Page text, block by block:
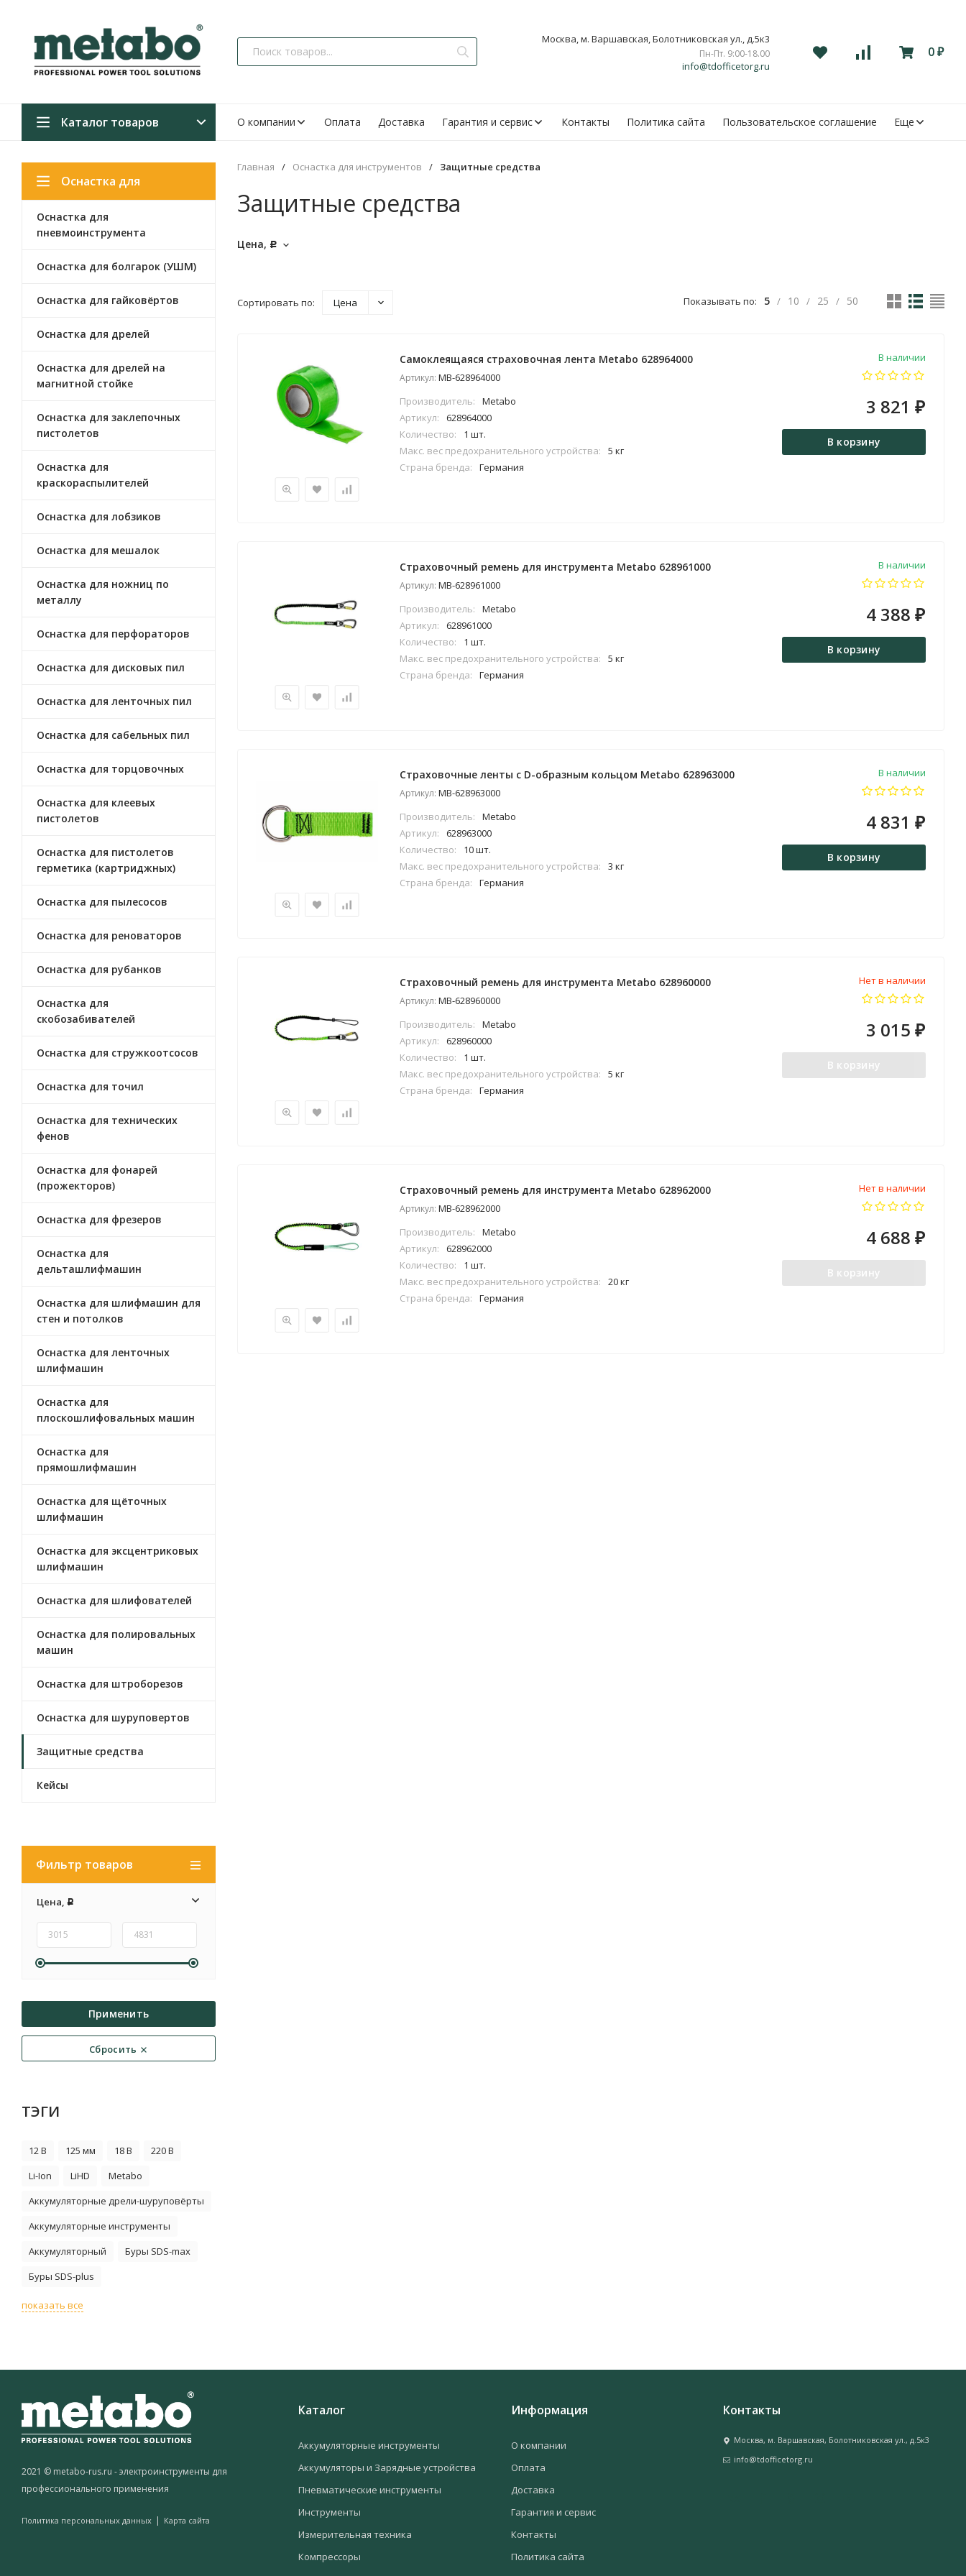
Москва, м. Варшавская, Болотниковская ул., д.5к3
Пн-Пт. 9:00-18.00
info@tdofficetorg.ru
0 ₽
Каталог товаров О компании Оплата Доставка Гарантия и сервис Контакты Политика сайта Пользовательское соглашение Еще
Оснастка для
инструментов
Оснастка для
пневмоинструмента
Оснастка для болгарок (УШМ)
Оснастка для гайковёртов
Оснастка для дрелей
Оснастка для дрелей на
магнитной стойке
Оснастка для заклепочных
пистолетов
Оснастка для
краскораспылителей
Оснастка для лобзиков
Оснастка для мешалок
Оснастка для ножниц по
металлу
Оснастка для перфораторов
Оснастка для дисковых пил
Оснастка для ленточных пил
Оснастка для сабельных пил
Оснастка для торцовочных
Оснастка для клеевых
пистолетов
Оснастка для пистолетов
герметика (картриджных)
Оснастка для пылесосов
Оснастка для реноваторов
Оснастка для рубанков
Оснастка для
скобозабивателей
Оснастка для стружкоотсосов
Оснастка для точил
Оснастка для технических
фенов
Оснастка для фонарей
(прожекторов)
Оснастка для фрезеров
Оснастка для
дельташлифмашин
Оснастка для шлифмашин для
стен и потолков
Оснастка для ленточных
шлифмашин
Оснастка для
плоскошлифовальных машин
Оснастка для
прямошлифмашин
Оснастка для щёточных
шлифмашин
Оснастка для эксцентриковых
шлифмашин
Оснастка для шлифователей
Оснастка для полировальных
машин
Оснастка для штроборезов
Оснастка для шуруповертов
Защитные средства
Кейсы
Фильтр товаров
Цена, Р
Применить
Сбросить
ТЭГИ
12 В 125 мм 18 В
220 В
Li-Ion
LiHD
Metabo
Аккумуляторные дрели-шуруповёрты
Аккумуляторные инструменты
Аккумуляторный
Буры SDS-max
Буры SDS-plus
показать все
Главная / Оснастка для инструментов / Защитные средства
Защитные средства
Цена, Р
Сортировать по: Цена Показывать по: 5 / 10 / 25 / 50
Самоклеящаяся страховочная лента Metabo 628964000
Артикул: MB-628964000
Производитель:
Metabo
Артикул:
628964000
Количество:
1 шт.
Макс. вес предохранительного устройства:
5 кг
Страна бренда:
Германия
В наличии
3 821 ₽
В корзину
Страховочный ремень для инструмента Metabo 628961000
Артикул: MB-628961000
Производитель:
Metabo
Артикул:
628961000
Количество:
1 шт.
Макс. вес предохранительного устройства:
5 кг
Страна бренда:
Германия
В наличии
4 388 ₽
В корзину
Страховочные ленты с D-образным кольцом Metabo 628963000
Артикул: MB-628963000
Производитель:
Metabo
Артикул:
628963000
Количество:
10 шт.
Макс. вес предохранительного устройства:
3 кг
Страна бренда:
Германия
В наличии
4 831 ₽
В корзину
Страховочный ремень для инструмента Metabo 628960000
Артикул: MB-628960000
Производитель:
Metabo
Артикул:
628960000
Количество:
1 шт.
Макс. вес предохранительного устройства:
5 кг
Страна бренда:
Германия
Нет в наличии
3 015 ₽
В корзину
Страховочный ремень для инструмента Metabo 628962000
Артикул: MB-628962000
Производитель:
Metabo
Артикул:
628962000
Количество:
1 шт.
Макс. вес предохранительного устройства:
20 кг
Страна бренда:
Германия
Нет в наличии
4 688 ₽
В корзину
2021 © metabo-rus.ru - электроинструменты для
профессионального применения
Политика персональных данных | Карта сайта
Каталог
Аккумуляторные инструменты
Аккумуляторы и Зарядные устройства
Пневматические инструменты
Инструменты
Измерительная техника
Компрессоры
Информация
О компании
Оплата
Доставка
Гарантия и сервис
Контакты
Политика сайта
Контакты
Москва, м. Варшавская, Болотниковская ул., д.5к3
info@tdofficetorg.ru